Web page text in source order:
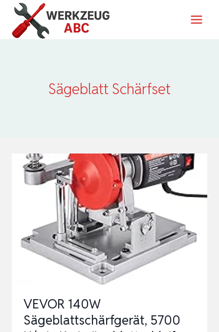
Zum
Inhalt
springen
Sägeblatt Schärfset
VEVOR 140W
Sägeblattschärfgerät, 5700